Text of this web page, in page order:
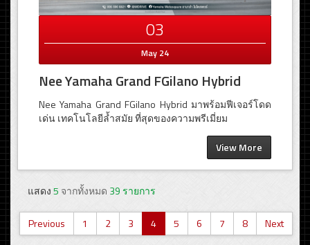
03
May 24
Nee Yamaha Grand FGilano Hybrid
Nee Yamaha Grand FGilano Hybrid มาพร้อมฟีเจอร์โดด
เด่น เทคโนโลยีล้ำสมัย ที่สุดของความพรีเมี่ยม
View More
แสดง5 จากทั้งหมด 39 รายการ
Previous 1 2 3 4 5 6 7 8 Next